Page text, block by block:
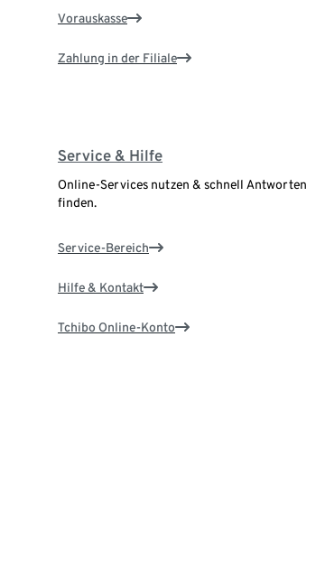
Vorauskasse
Zahlung in der Filiale
Service & Hilfe
Online-Services nutzen & schnell Antworten
finden.
Service-Bereich
Hilfe & Kontakt
Tchibo Online-Konto